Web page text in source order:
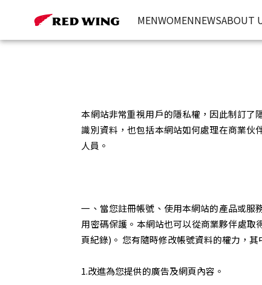
MENWOMENNEWSABOUT
本網站非常重視用戶的隱私權，因此制訂了
識別資料，也包括本網站如何處理在商業伙
人員。
一、當您註冊帳號、使用本網站的產品或服
用密碼保護。本網站也可以從商業夥伴處
頁紀錄)。 您有隨時修改帳號資料的權力，
1.改進為您提供的廣告及網頁內容。